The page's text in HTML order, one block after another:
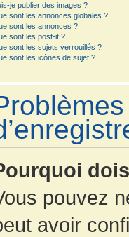
je publier des images ?
sont les annonces globales ?
sont les annonces ?
sont les post-it ?
sont les sujets verrouillés ?
sont les icônes de sujet ?
pouvez
avoir